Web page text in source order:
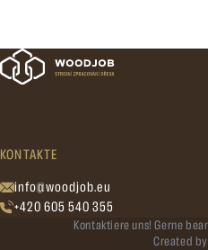
KONTAKTE
info@woodjob.eu
+420 605 540 355
Kontaktiere uns! Gerne
Created by